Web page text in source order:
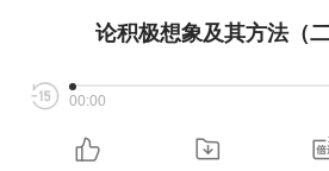
论积极想象及其方法（
00:00